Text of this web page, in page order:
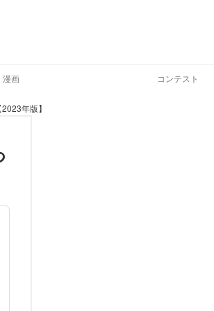
漫画 コンテスト
年版】